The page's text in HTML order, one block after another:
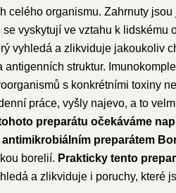
celého organismu. Zahrnuty
se vyskytují ve vztahu k
vyhledá a zlikviduje jakoukoliv
struktur.
s konkrétními toxiny
práce, vyšly najevo, a to
preparátu očekáváme
preparátem
borelií. Prakticky tento
a zlikviduje i poruchy, které